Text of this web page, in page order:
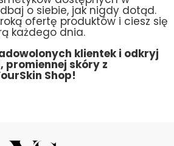
o siebie, jak nigdy dotąd.
ofertę produktów i ciesz się
każdego dnia.
klientek i odkryj
promiennej skóry z
Shop!